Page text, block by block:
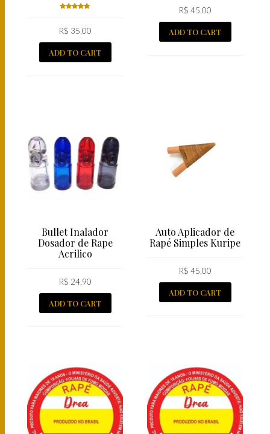
5.00out
of 5
R$ 35,00
ADD TO CART
R$ 45,00
ADD TO CART
Bullet Inalador
Dosador de Rape
Acrilico
R$ 24,90
ADD TO CART
Auto Aplicador de
Rapé Simples Kuripe
R$ 45,00
ADD TO CART